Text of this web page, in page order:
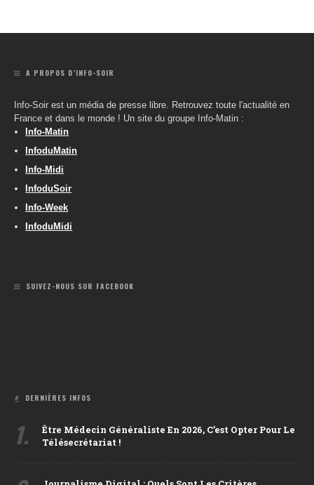
A PROPOS D’INFO-SOIR
Info-Soir est un média de presse libre. Retrouvez toute l'actualité en
France et dans le monde ! Un site du groupe Info-Matin :
Info-Matin
InfoduMatin
Info-Midi
InfoduSoir
Info-Week
InfoduMidi
SUIVEZ-NOUS SUR FACEBOOK
DERNIÈRES INFOS
1.
Être Médecin Généraliste En 2026, C’est Opter Pour Le
Télésecrétariat !